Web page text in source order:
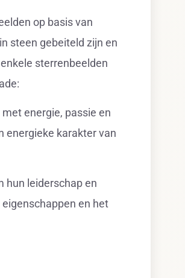
op basis van
steen gebeiteld zijn en
sterrenbeelden
energie, passie en
energieke karakter van
hun leiderschap en
en het